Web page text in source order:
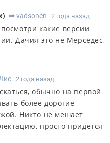
) R vadsonen 2 года назад
какие версии
Дачия это не Мерседес,
2 года назад
обычно на первой
более дорогие
Никто не мешает
просто придется